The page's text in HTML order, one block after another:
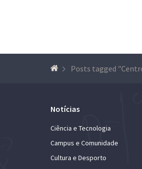
Notícias
Ciência e Tecnologia
Campus e Comunidade
Cultura e Desporto